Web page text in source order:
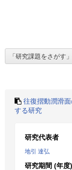
往復摺動潤滑
する研究
研究代表者
地引 達弘
研究期間 (年度)